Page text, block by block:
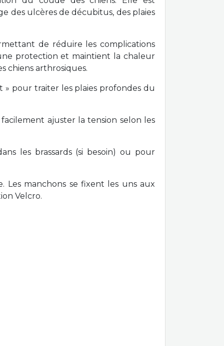
des ulcères de décubitus, des plaies
de réduire les complications
protection et maintient la chaleur
chiens arthrosiques.
pour traiter les plaies profondes du
ajuster la tension selon les
les brassards (si besoin) ou pour
manchons se fixent les uns aux
Velcro.